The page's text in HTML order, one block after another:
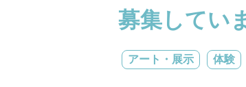
募集してい
アート・展示 体験